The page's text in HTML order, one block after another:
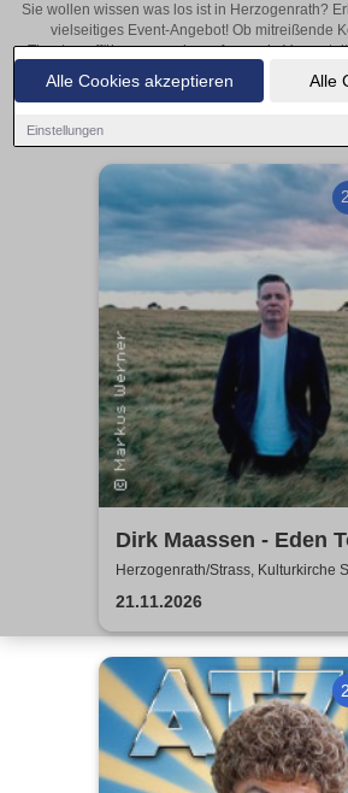
Alle Cookies akzeptieren Alle
Einstellungen
Sie wollen wissen was los ist in Herzogenrath?
vielseitiges Event-Angebot! Ob mitreißende
Theateraufführungen oder aufregende
hier finden alles im Überblick
Dirk Maassen - Eden
Herzogenrath/Strass, Kulturkirche
Herzogenrath/Strass
21.11.2026